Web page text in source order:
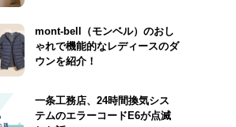
mont-bell（モンベル）のおし
ゃれで機能的なレディースのダ
ウンを紹介！
一条工務店、24時間換気シス
テムのエラーコードE6が点滅